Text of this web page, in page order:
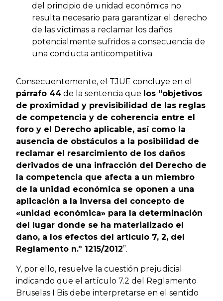
del principio de unidad económica no
resulta necesario para garantizar el derecho
de las víctimas a reclamar los daños
potencialmente sufridos a consecuencia de
una conducta anticompetitiva.
Consecuentemente, el TJUE concluye en el
párrafo 44 de la sentencia que los “objetivos
de proximidad y previsibilidad de las reglas
de competencia y de coherencia entre el
foro y el Derecho aplicable, así como la
ausencia de obstáculos a la posibilidad de
reclamar el resarcimiento de los daños
derivados de una infracción del Derecho de
la competencia que afecta a un miembro
de la unidad económica se oponen a una
aplicación a la inversa del concepto de
«unidad económica» para la determinación
del lugar donde se ha materializado el
daño, a los efectos del artículo 7, 2, del
Reglamento n.º 1215/2012”.
Y, por ello, resuelve la cuestión prejudicial
indicando que el artículo 7.2 del Reglamento
Bruselas I Bis debe interpretarse en el sentido